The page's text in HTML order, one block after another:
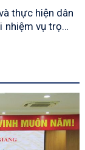
thực hiện dân
vụ trọng